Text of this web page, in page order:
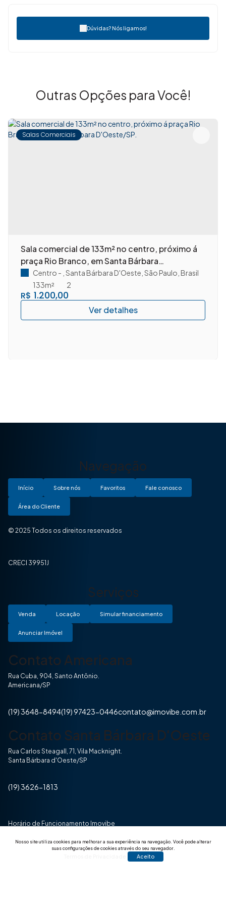
Nosso site utiliza cookies para melhorar a sua experiência na navegação. Você pode alterar
suas configurações de cookies através do seu navegador.
Aceito
Dúvidas? Nós ligamos!
Outras Opções para Você!
Salas Comerciais
Sala comercial de 133m² no centro, próximo á
praça Rio Branco, em Santa Bárbara
D'Oeste/SP.
R$ 1.200,00
Centro Santa Bárbara D'Oeste São Paulo Brasil
2
133m²
Navegação
Início Sobre nós Favoritos Fale conosco
Área do Cliente
© 2025 Todos os direitos reservados
CRECI 39951J
Serviços
Venda Locação Simular financiamento
Anunciar Imóvel
Contato Americana
Rua Cuba, 904, Santo Antônio.
Americana/SP
(19) 3648-8494(19) 97423-0446contato@imovibe.com.br
Contato Santa Bárbara D'Oeste
Rua Carlos Steagall, 71, Vila Macknight.
Santa Bárbara d'Oeste/SP
(19) 3626-1813
Horário de Funcionamento Imovibe
Seg a Sexta das 8hrs às 17h30min